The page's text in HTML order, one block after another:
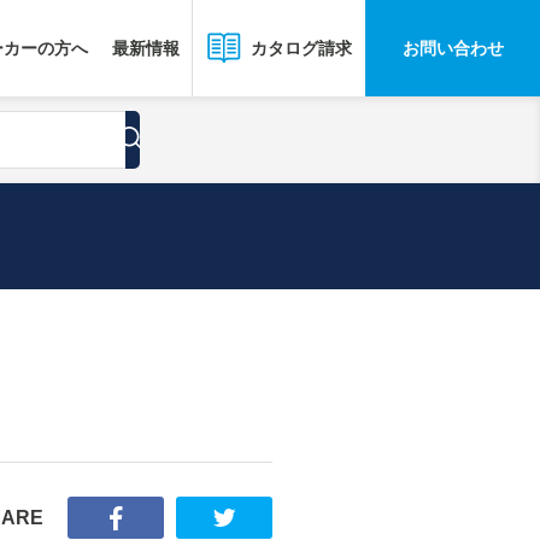
ーの方へ 最新情報 カタログ請求 お問い合わせ